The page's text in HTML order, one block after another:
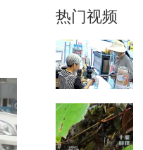
热门视频